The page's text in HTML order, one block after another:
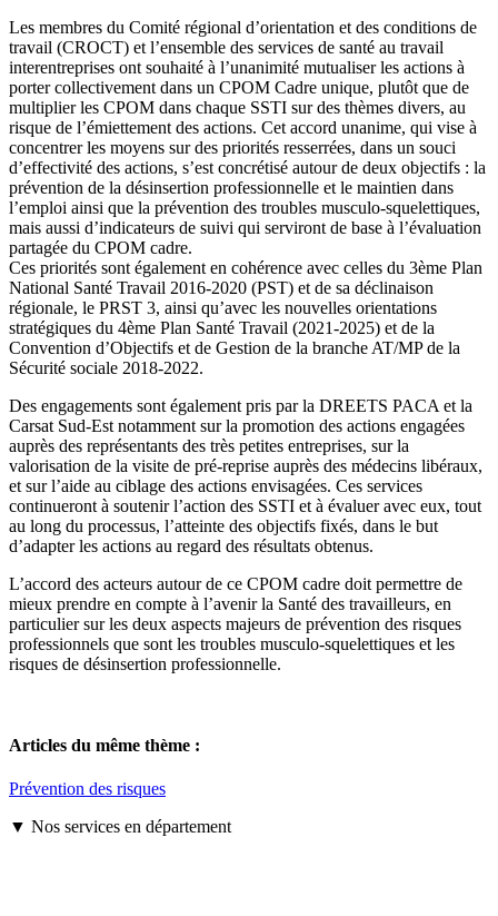
Les membres du Comité régional d’orientation et des conditions de
travail (CROCT) et l’ensemble des services de santé au travail
interentreprises ont souhaité à l’unanimité mutualiser les actions à
porter collectivement dans un CPOM Cadre unique, plutôt que de
multiplier les CPOM dans chaque SSTI sur des thèmes divers, au
risque de l’émiettement des actions. Cet accord unanime, qui vise à
concentrer les moyens sur des priorités resserrées, dans un souci
d’effectivité des actions, s’est concrétisé autour de deux objectifs : la
prévention de la désinsertion professionnelle et le maintien dans
l’emploi ainsi que la prévention des troubles musculo-squelettiques,
mais aussi d’indicateurs de suivi qui serviront de base à l’évaluation
partagée du CPOM cadre.
Ces priorités sont également en cohérence avec celles du 3ème Plan
National Santé Travail 2016-2020 (PST) et de sa déclinaison
régionale, le PRST 3, ainsi qu’avec les nouvelles orientations
stratégiques du 4ème Plan Santé Travail (2021-2025) et de la
Convention d’Objectifs et de Gestion de la branche AT/MP de la
Sécurité sociale 2018-2022.
Des engagements sont également pris par la DREETS PACA et la
Carsat Sud-Est notamment sur la promotion des actions engagées
auprès des représentants des très petites entreprises, sur la
valorisation de la visite de pré-reprise auprès des médecins libéraux,
et sur l’aide au ciblage des actions envisagées. Ces services
continueront à soutenir l’action des SSTI et à évaluer avec eux, tout
au long du processus, l’atteinte des objectifs fixés, dans le but
d’adapter les actions au regard des résultats obtenus.
L’accord des acteurs autour de ce CPOM cadre doit permettre de
mieux prendre en compte à l’avenir la Santé des travailleurs, en
particulier sur les deux aspects majeurs de prévention des risques
professionnels que sont les troubles musculo-squelettiques et les
risques de désinsertion professionnelle.
Articles du même thème :
Prévention des risques
▼ Nos services en département